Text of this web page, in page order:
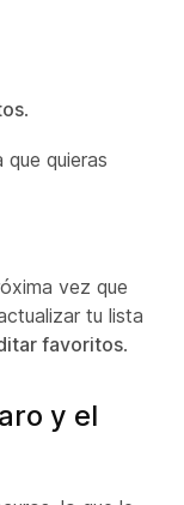
.
que quieras
vez que
tu lista
favoritos.
y el